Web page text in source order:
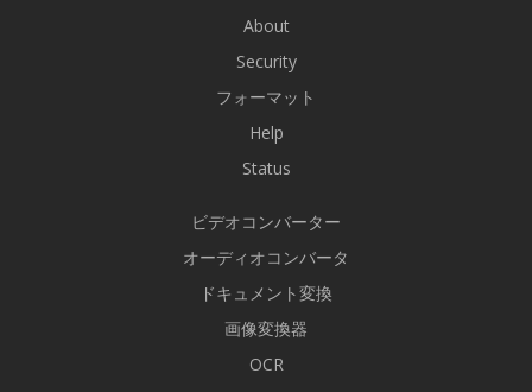
About
Security
フォーマット
Help
Status
ビデオコンバーター
オーディオコンバータ
ドキュメント変換
画像変換器
OCR